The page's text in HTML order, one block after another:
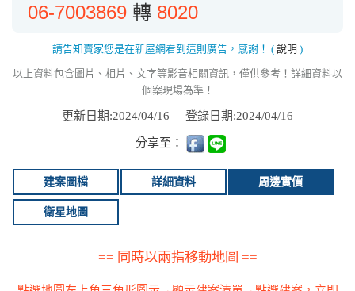
06-7003869 轉 8020
請告知賣家您是在新屋網看到這則廣告，感謝！ ( 說明 )
以上資料包含圖片、相片、文字等影音相關資訊，僅供參考！詳細資料以
個案現場為準！
更新日期:2024/04/16 登錄日期:2024/04/16
分享至：
建案圖檔 詳細資料 周邊實價
衛星地圖
== 同時以兩指移動地圖 ==